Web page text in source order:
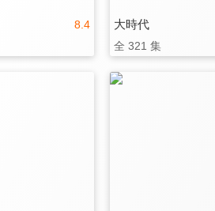
8.4 大時代
全 321 集